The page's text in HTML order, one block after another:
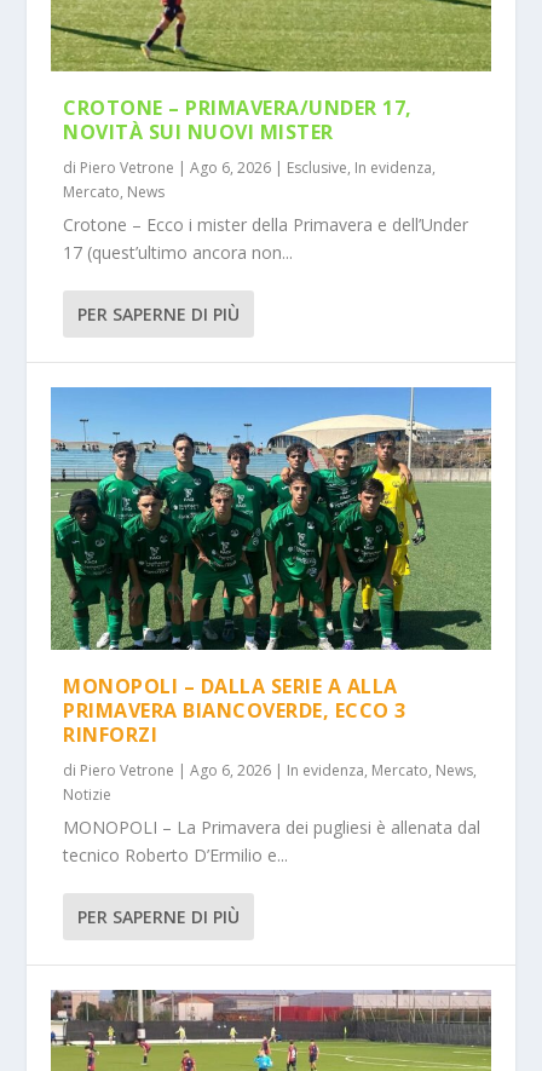
CROTONE – PRIMAVERA/UNDER 17,
NOVITÀ SUI NUOVI MISTER
di Piero Vetrone |Ago 6, 2026 | Esclusive, In evidenza,
Mercato, News
Crotone – Ecco i mister della Primavera e dell’Under
17 (quest’ultimo ancora non...
PER SAPERNE DI PIÙ
MONOPOLI – DALLA SERIE A ALLA
PRIMAVERA BIANCOVERDE, ECCO 3
RINFORZI
di Piero Vetrone |Ago 6, 2026 | In evidenza, Mercato, News,
Notizie
MONOPOLI – La Primavera dei pugliesi è allenata dal
tecnico Roberto D’Ermilio e...
PER SAPERNE DI PIÙ